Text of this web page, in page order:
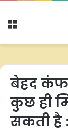
Menu
बेहद
कुछ ही
सकती है